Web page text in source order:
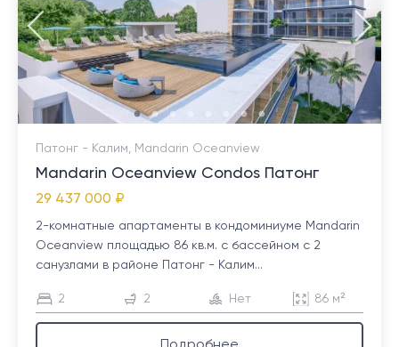
Патонг - Калим, Mandarin Oceanview
Mandarin Oceanview Condos Патонг
29 437 000 ₽
2-комнатные апартаменты в кондоминиуме Mandarin
Oceanview площадью 86 кв.м. с бассейном с 2
санузлами в районе Патонг - Калим...
2 2 Нет 86 м²